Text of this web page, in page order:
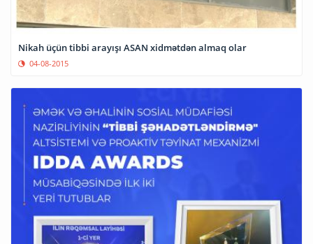
Nikah üçün tibbi arayışı ASAN xidmətdən almaq olar
04-08-2015